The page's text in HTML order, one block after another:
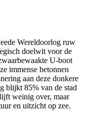
Wereldoorlog ruw
doelwit voor de
U-boot
immense betonnen
aan deze donkere
blijkt 85% van de stad
weinig over, maar
en uitzicht op zee.